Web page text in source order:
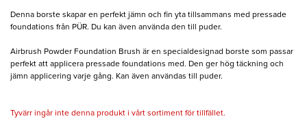
Denna borste skapar en perfekt jämn och fin yta tillsammans med pressade
foundations från PÜR. Du kan även använda den till puder.
Airbrush Powder Foundation Brush är en specialdesignad borste som passar
perfekt att applicera pressade foundations med. Den ger hög täckning och
jämn applicering varje gång. Kan även användas till puder.
Tyvärr ingår inte denna produkt i vårt sortiment för tillfället.